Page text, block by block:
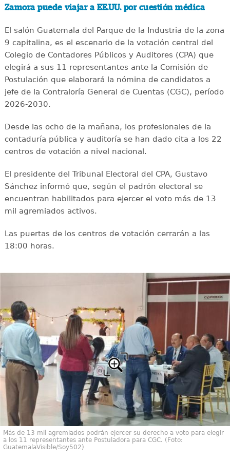
Zamora puede viajar a EE.UU. por cuestión médica
El salón Guatemala del Parque de la Industria de la zona
9 capitalina, es el escenario de la votación central del
Colegio de Contadores Públicos y Auditores (CPA) que
elegirá a sus 11 representantes ante la Comisión de
Postulación que elaborará la nómina de candidatos a
jefe de la Contraloría General de Cuentas (CGC), período
2026-2030.
Desde las ocho de la mañana, los profesionales de la
contaduría pública y auditoría se han dado cita a los 22
centros de votación a nivel nacional.
El presidente del Tribunal Electoral del CPA, Gustavo
Sánchez informó que, según el padrón electoral se
encuentran habilitados para ejercer el voto más de 13
mil agremiados activos.
Las puertas de los centros de votación cerrarán a las
18:00 horas.
Más de 13 mil agremiados podrán ejercer su derecho a voto para elegir
a los 11 representantes ante Postuladora para CGC. (Foto:
GuatemalaVisible/Soy502)